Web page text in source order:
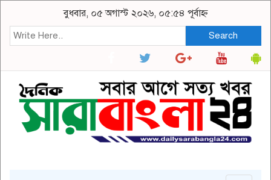
বুধবার, ০৫ অগাস্ট ২০২৬, ০৫:৫৪ পূর্বাহ্ন
Search